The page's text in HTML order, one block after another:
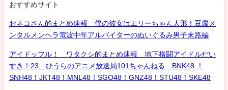
おすすめサイト
おネコさん的まとめ速報 僕の彼女はエリーちゃん人形！豆腐メ
ンタルメンヘラ電波中年アルバイターのぬいぐるみ男子末路編
アイドッフル！ ワタクシ的まとめ速報 地下格闘アイドルだい
すき！23 ひうらのアニメ放送局101ちゃんねる BNK48 ！
SNH48！JKT48！MNL48！SGO48！GNZ48！STU48！SKE48